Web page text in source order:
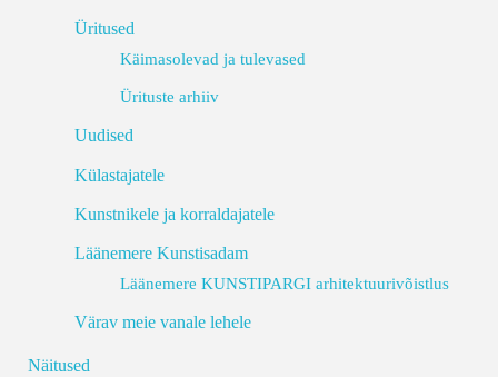
Üritused
Käimasolevad ja tulevased
Ürituste arhiiv
Uudised
Külastajatele
Kunstnikele ja korraldajatele
Läänemere Kunstisadam
Läänemere KUNSTIPARGI arhitektuurivõistlus
Värav meie vanale lehele
Näitused